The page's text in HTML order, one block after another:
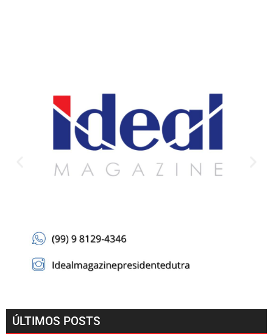
ÚLTIMOS POSTS